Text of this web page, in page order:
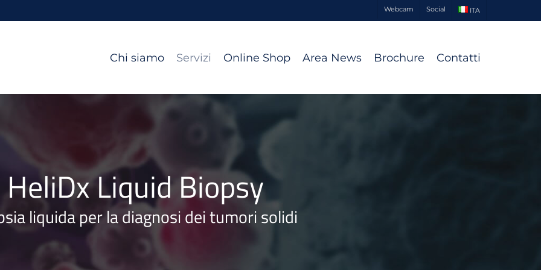
Webcam Social ITA
Chi siamo Servizi Online Shop Area News Brochure Contatti
HeliDx Liquid Biopsy
liquida per la diagnosi dei tumori solidi